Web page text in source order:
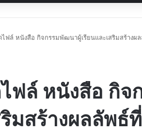
for
ไฟล์ หนังสือ กิจกรรมพัฒนาผู้เรียนและเสริมสร้างผ
ฟล์ หนังสือ กิ
มสร้างผลลัพธ์